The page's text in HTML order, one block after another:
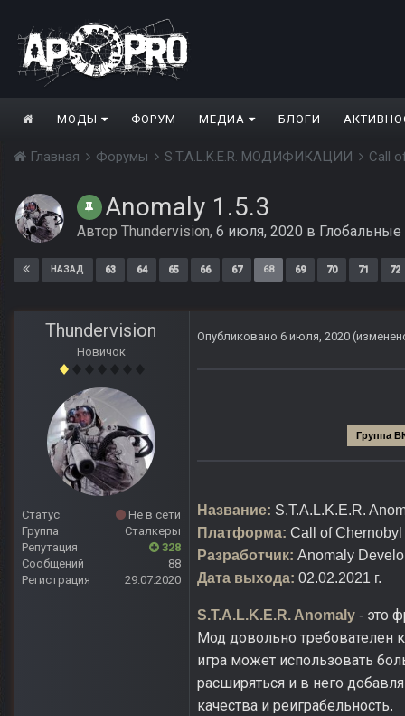
МОДЫ ФОРУМ МЕДИА БЛОГИ
Главная Форумы S.T.A.L.K.E.R. МОДИФИКАЦИИ Call
Anomaly 1.5.3
Автор Thundervision, 6 июля, 2020 в
НАЗАД 63 64 65 66 67 68 69 70 71 72
Thundervision
Новичок
Статус
Не в сети
Группа
Сталкеры
Репутация
328
Сообщений
88
Регистрация
29.07.2020
Опубликовано 6 июля, 2020
Группа
Название: S.T.A.L.K.E.R.
Платформа: Call of
Разработчик: Anomaly
Дата выхода: 02.02.2021 г.
S.T.A.L.K.E.R. Anomaly - это
Мод довольно требователен
игра может использовать
расширяться и в него
качества и реиграбельность.